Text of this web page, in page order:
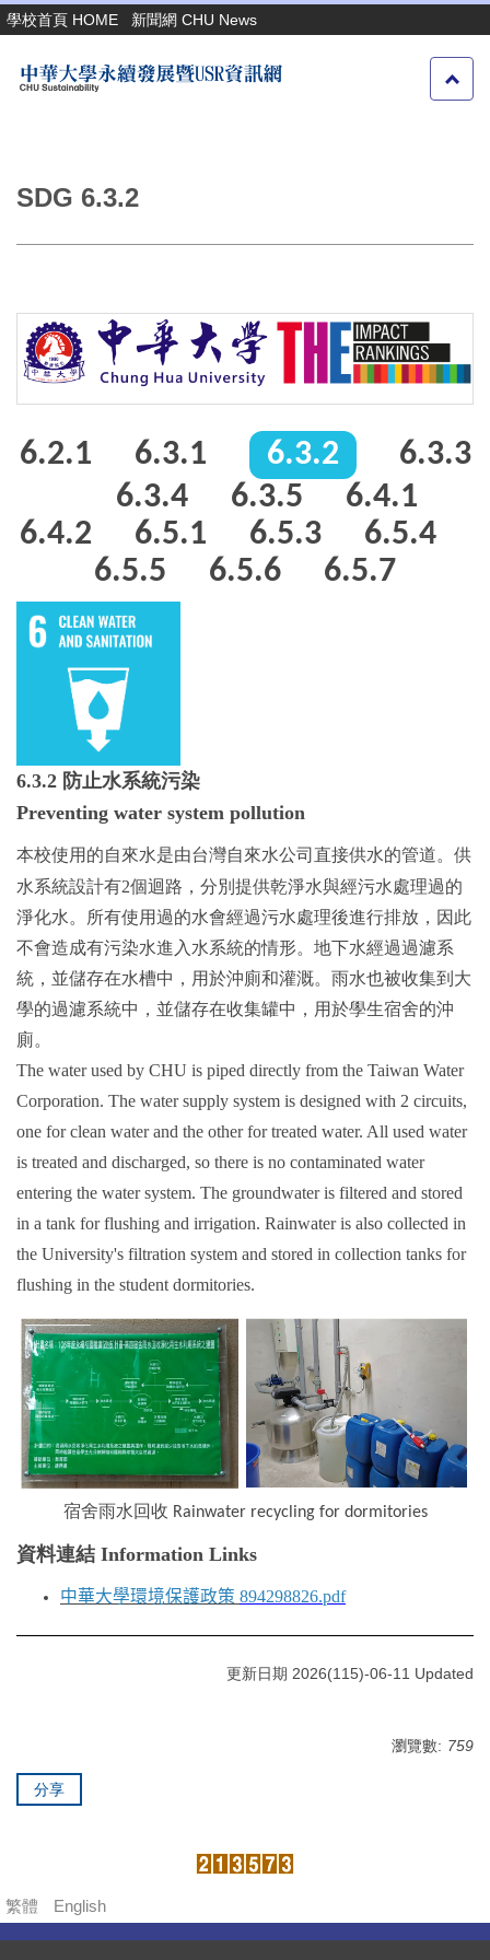
跳
到
要
學校首頁 HOME 新聞網 CHU News
SDG 6.3.2
6.2.1 6.3.1 6.3.2
6.3.3
6.3.4
6.3.5
6.4.1
6.4.2
6.5.1 6.5.3
6.5.4
6.5.5
6.5.6 6.5.7
6.3.2 防止水系統污染
Preventing water system pollution
本校使用的自來水是由台灣自來水公司直接供水的管道。供
水系統設計有2個迴路，分別提供乾淨水與經污水處理過的
淨化水。所有使用過的水會經過污水處理後進行排放，因此
不會造成有污染水進入水系統的情形。地下水經過過濾系
統，並儲存在水槽中，用於沖廁和灌溉。雨水也被收集到大
學的過濾系統中，並儲存在收集罐中，用於學生宿舍的沖
廁。
The water used by CHU is piped directly from the Taiwan Water
Corporation. The water supply system is designed with 2 circuits,
one for clean water and the other for treated water. All used water
is treated and discharged, so there is no contaminated water
entering the water system. The groundwater is filtered and stored
in a tank for flushing and irrigation. Rainwater is also collected in
the University's filtration system and stored in collection tanks for
flushing in the student dormitories.
宿舍雨水回收 Rainwater recycling for dormitories
資料連結 Information Links
中華大學環境保護政策 894298826.pdf
更新日期 2026(115)-06-11 Updated
瀏覽數: 759
分享
繁體 English